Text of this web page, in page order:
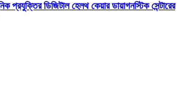
প্রযুক্তির ডিজিটাল হেলথ কেয়ার ডায়াগনস্টিক সেন্টারের